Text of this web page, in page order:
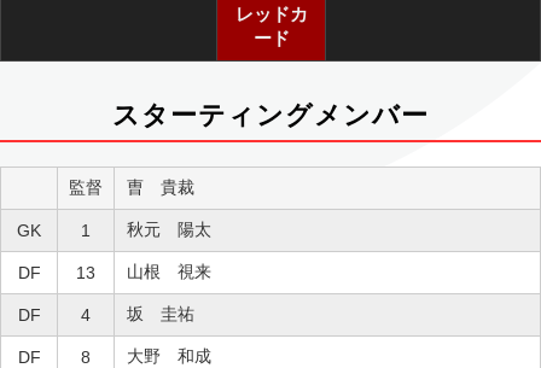
レッドカ
ード
スターティングメンバー
監督 曺 貴裁
GK 1 秋元 陽太
DF 13 山根 視来
DF 4 坂 圭祐
DF 8 大野 和成